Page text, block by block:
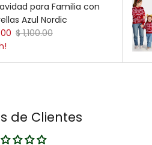
para Familia con
Azul Nordic
Precio normal
$ 1,100.00
de Clientes